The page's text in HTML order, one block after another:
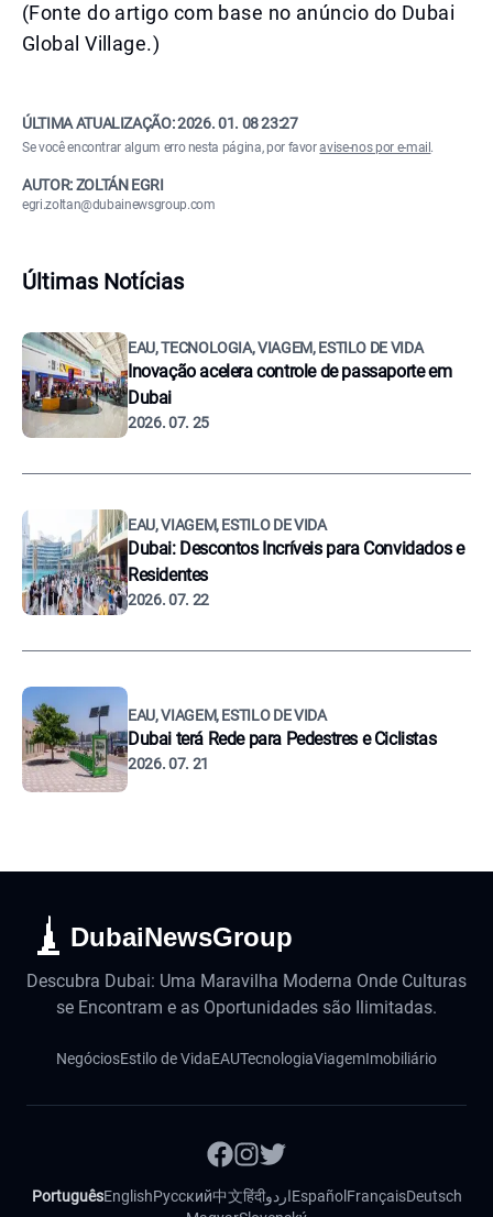
(Fonte do artigo com base no anúncio do Dubai
Global Village.)
ÚLTIMA ATUALIZAÇÃO:2026. 01. 08 23:27
Se você encontrar algum erro nesta página, por favoravise-nos por e-mail .
AUTOR: ZOLTÁN EGRI
egri.zoltan@dubainewsgroup.com
Últimas Notícias
EAU, TECNOLOGIA, VIAGEM, ESTILO DE VIDA
Inovação acelera controle de passaporte em
Dubai
2026. 07. 25
EAU, VIAGEM, ESTILO DE VIDA
Dubai: Descontos Incríveis para Convidados e
Residentes
2026. 07. 22
EAU, VIAGEM, ESTILO DE VIDA
Dubai terá Rede para Pedestres e Ciclistas
2026. 07. 21
DubaiNewsGroup
Descubra Dubai: Uma Maravilha Moderna Onde Culturas
se Encontram e as Oportunidades são Ilimitadas.
NegóciosEstilo de VidaEAUTecnologiaViagemImobiliário
PortuguêsEnglishРусский中文हिंदीاردوEspañol FrançaisDeutsch